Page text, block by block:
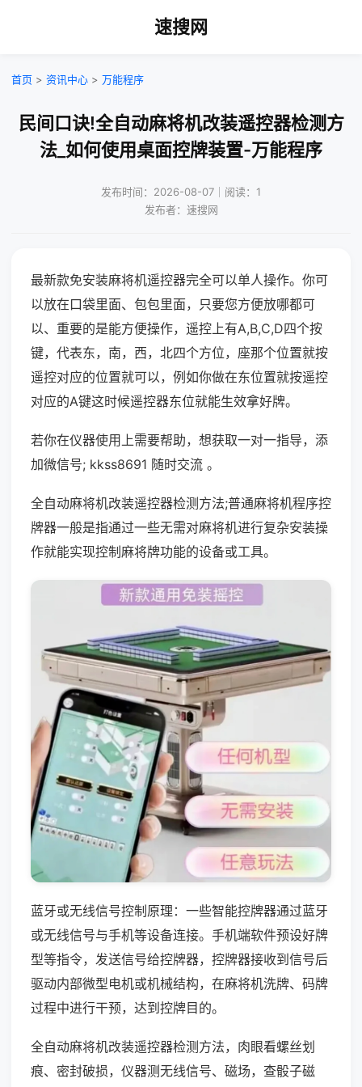
速搜网
首页 > 资讯中心 > 万能程序
民间口诀!全自动麻将机改装遥控器检测方
法_如何使用桌面控牌装置-万能程序
发布时间：2026-08-07｜阅读：1
发布者：速搜网
最新款免安装麻将机遥控器完全可以单人操作。你可
以放在口袋里面、包包里面，只要您方便放哪都可
以、重要的是能方便操作，遥控上有A,B,C,D四个按
键，代表东，南，西，北四个方位，座那个位置就按
遥控对应的位置就可以，例如你做在东位置就按遥控
对应的A键这时候遥控器东位就能生效拿好牌。
若你在仪器使用上需要帮助，想获取一对一指导，添
加微信号; kkss8691 随时交流 。
全自动麻将机改装遥控器检测方法;普通麻将机程序控
牌器一般是指通过一些无需对麻将机进行复杂安装操
作就能实现控制麻将牌功能的设备或工具。
蓝牙或无线信号控制原理：一些智能控牌器通过蓝牙
或无线信号与手机等设备连接。手机端软件预设好牌
型等指令，发送信号给控牌器，控牌器接收到信号后
驱动内部微型电机或机械结构，在麻将机洗牌、码牌
过程中进行干预，达到控牌目的。
全自动麻将机改装遥控器检测方法，肉眼看螺丝划
痕、密封破损，仪器测无线信号、磁场，查骰子磁